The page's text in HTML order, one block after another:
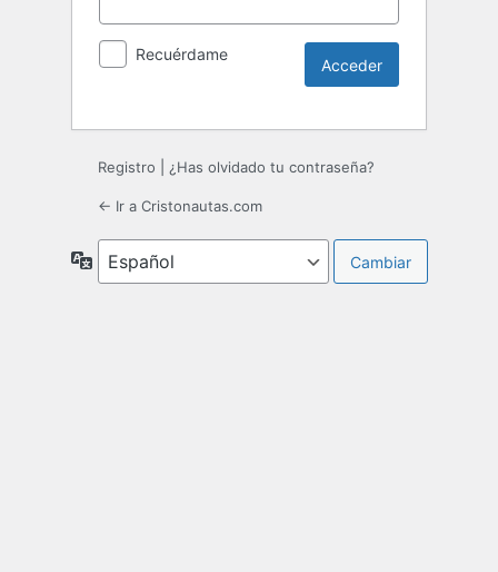
Recuérdame
Registro ¿Has olvidado tu contraseña?
← Ir a Cristonautas.com
Idioma